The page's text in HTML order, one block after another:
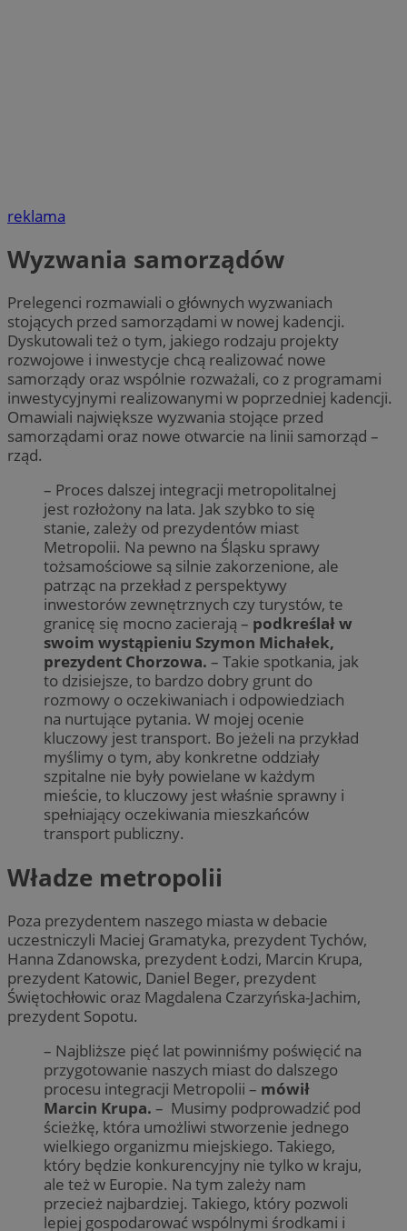
reklama
Wyzwania samorządów
Prelegenci rozmawiali o głównych wyzwaniach
stojących przed samorządami w nowej kadencji.
Dyskutowali też o tym, jakiego rodzaju projekty
rozwojowe i inwestycje chcą realizować nowe
samorządy oraz wspólnie rozważali, co z programami
inwestycyjnymi realizowanymi w poprzedniej kadencji.
Omawiali największe wyzwania stojące przed
samorządami oraz nowe otwarcie na linii samorząd –
rząd.
– Proces dalszej integracji metropolitalnej
jest rozłożony na lata. Jak szybko to się
stanie, zależy od prezydentów miast
Metropolii. Na pewno na Śląsku sprawy
tożsamościowe są silnie zakorzenione, ale
patrząc na przekład z perspektywy
inwestorów zewnętrznych czy turystów, te
granicę się mocno zacierają – podkreślał w
swoim wystąpieniu Szymon Michałek,
prezydent Chorzowa. – Takie spotkania, jak
to dzisiejsze, to bardzo dobry grunt do
rozmowy o oczekiwaniach i odpowiedziach
na nurtujące pytania. W mojej ocenie
kluczowy jest transport. Bo jeżeli na przykład
myślimy o tym, aby konkretne oddziały
szpitalne nie były powielane w każdym
mieście, to kluczowy jest właśnie sprawny i
spełniający oczekiwania mieszkańców
transport publiczny.
Władze metropolii
Poza prezydentem naszego miasta w debacie
uczestniczyli Maciej Gramatyka, prezydent Tychów,
Hanna Zdanowska, prezydent Łodzi, Marcin Krupa,
prezydent Katowic, Daniel Beger, prezydent
Świętochłowic oraz Magdalena Czarzyńska-Jachim,
prezydent Sopotu.
– Najbliższe pięć lat powinniśmy poświęcić na
przygotowanie naszych miast do dalszego
procesu integracji Metropolii – mówił
Marcin Krupa. – Musimy podprowadzić pod
ścieżkę, która umożliwi stworzenie jednego
wielkiego organizmu miejskiego. Takiego,
który będzie konkurencyjny nie tylko w kraju,
ale też w Europie. Na tym zależy nam
przecież najbardziej. Takiego, który pozwoli
lepiej gospodarować wspólnymi środkami i